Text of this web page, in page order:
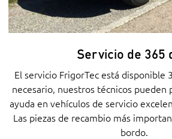
Servicio de 365
El servicio FrigorTec está disponible
necesario, nuestros técnicos
ayuda en vehículos de servicio
Las piezas de recambio más
bordo.